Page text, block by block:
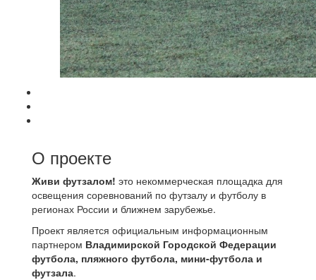
О проекте
Живи футзалом! это некоммерческая площадка для
освещения соревнований по футзалу и футболу в
регионах России и ближнем зарубежье.
Проект является официальным информационным
партнером Владимирской Городской Федерации
футбола, пляжного футбола, мини-футбола и
футзала.